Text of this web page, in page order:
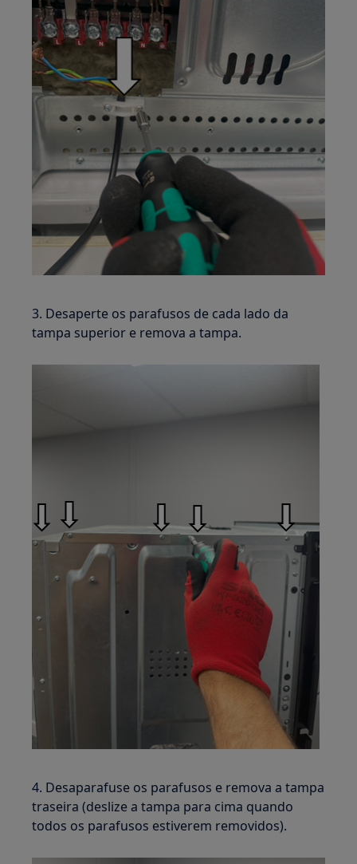
3. Desaperte os parafusos de cada lado da
tampa superior e remova a tampa.
4. Desaparafuse os parafusos e remova a tampa
traseira (deslize a tampa para cima quando
todos os parafusos estiverem removidos).